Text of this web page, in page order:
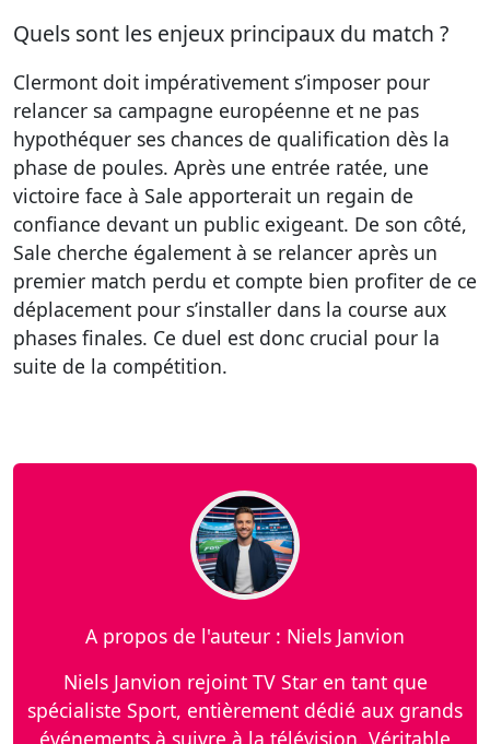
Quels sont les enjeux principaux du match ?
Clermont doit impérativement s’imposer pour
relancer sa campagne européenne et ne pas
hypothéquer ses chances de qualification dès la
phase de poules. Après une entrée ratée, une
victoire face à Sale apporterait un regain de
confiance devant un public exigeant. De son côté,
Sale cherche également à se relancer après un
premier match perdu et compte bien profiter de ce
déplacement pour s’installer dans la course aux
phases finales. Ce duel est donc crucial pour la
suite de la compétition.
A propos de l'auteur : Niels Janvion
Niels Janvion rejoint TV Star en tant que
spécialiste Sport, entièrement dédié aux grands